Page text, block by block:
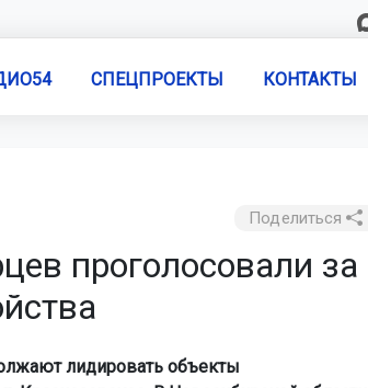
СПЕЦПРОЕКТЫ КОНТАКТЫ
Поделиться
проголосовали за
лидировать объекты